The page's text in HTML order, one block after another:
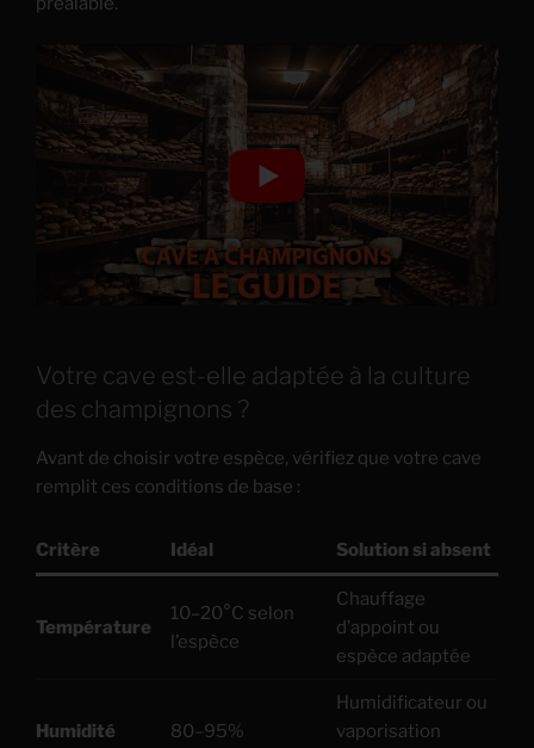
Votre cave est-elle adaptée à la culture
des champignons ?
Avant de choisir votre espèce, vérifiez que votre cave
remplit ces conditions de base :
Critère Idéal Solution si absent
Température
10–20°C selon
l’espèce
Chauffage
d’appoint ou
espèce adaptée
Humidité 80–95%
Humidificateur ou
vaporisation